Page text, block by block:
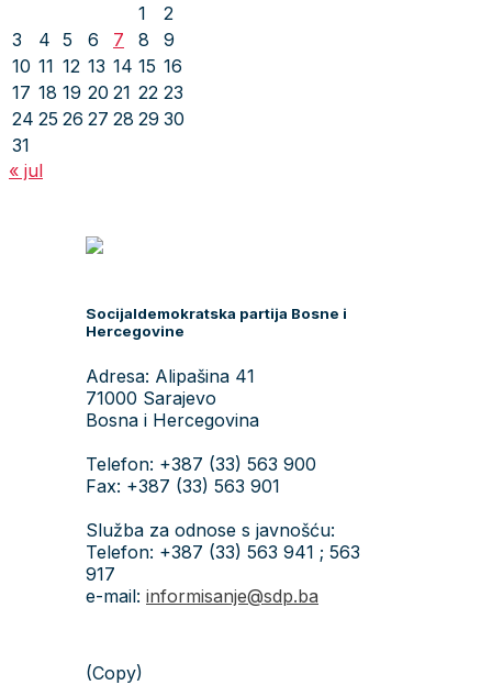
1
2
3
4 5 6 7 8
9
10 11 12 13 14 15 16
17 18 19 20 21 22 23
24 25 26 27 28 29 30
31
« jul
Socijaldemokratska partija Bosne i
Hercegovine
Adresa: Alipašina 41
71000 Sarajevo
Bosna i Hercegovina
Telefon: +387 (33) 563 900
Fax: +387 (33) 563 901
Služba za odnose s javnošću:
Telefon: +387 (33) 563 941 ; 563
917
e-mail: informisanje@sdp.ba
(Copy)